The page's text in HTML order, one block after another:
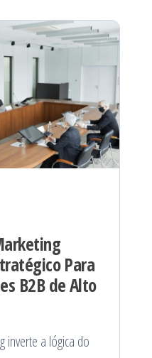
Para
B2B de Alto
inverte a lógica do